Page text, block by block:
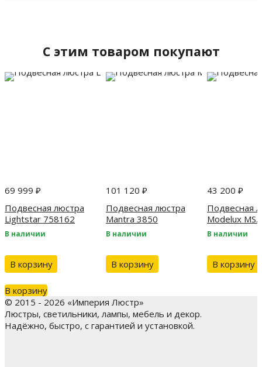
C этим товаром покупают
69 999 ₽
Подвесная люстра
Lightstar 758162
В наличии
В корзину
101 120 ₽
Подвесная люстра
Mantra 3850
В наличии
В корзину
43 200 ₽
Подвесная
Modelux
BS
В наличии
В корзину
В корзину
© 2015 - 2026 «Империя Люстр»
Люстры, светильники, лампы, мебель и декор.
Надёжно, быстро, с гарантией и установкой.